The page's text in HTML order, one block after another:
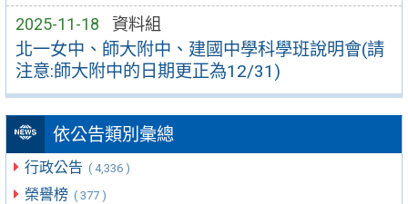
2025-11-18 資料組
北一女中、師大附中、建國中學科學班說明會(請
注意:師大附中的日期更正為12/31)
依公告類別彙總
行政公告 ( 4,336 )
榮譽榜 ( 377 )